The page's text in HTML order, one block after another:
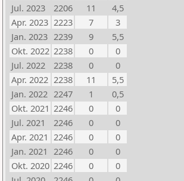
Jul. 2023
2206 11
4,5
Apr. 2023 2223 7
3
Jan. 2023 2239 9
5,5
Okt. 2022 2238 0
0
Jul. 2022
2238 0
0
Apr. 2022 2238 11
5,5
Jan. 2022 2247 1
0,5
Okt. 2021 2246 0
0
Jul. 2021
2246 0
0
Apr. 2021 2246 0
0
Jan. 2021 2246 0
0
Okt. 2020 2246 0
0